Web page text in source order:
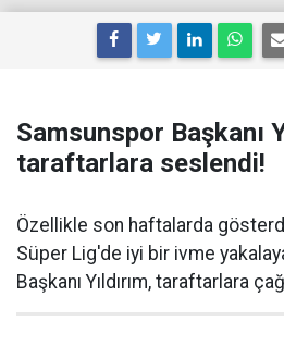
Samsunspor Başkanı
taraftarlara seslendi!
Özellikle son haftalarda
Süper Lig'de iyi bir ivme
Başkanı Yıldırım, taraftarlara